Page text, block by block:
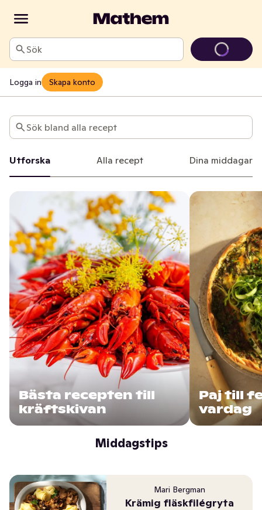
Sök
Logga in Skapa konto
Start
Sök bland alla recept
Utforska Alla recept Dina middagar
Bästa recepten till
kräftskivan
Paj till
vardag
Middagstips
Mari Bergman
Krämig fläskfilégryta